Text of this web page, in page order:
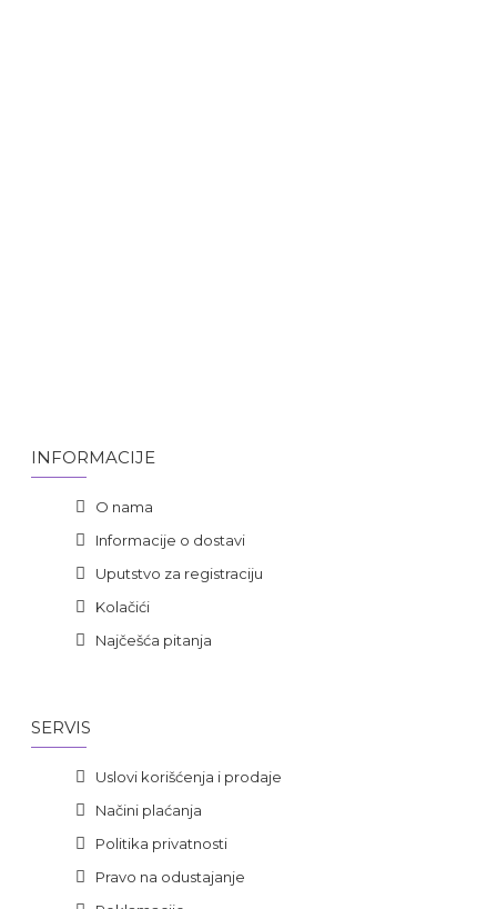
INFORMACIJE
O nama
Informacije o dostavi
Uputstvo za registraciju
Kolačići
Najčešća pitanja
SERVIS
Uslovi korišćenja i prodaje
Načini plaćanja
Politika privatnosti
Pravo na odustajanje